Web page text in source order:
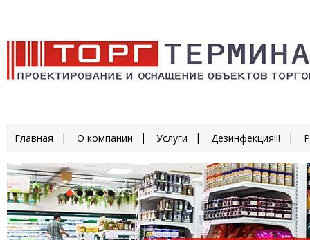
Главная О компании Услуги Дезинфекция!!!